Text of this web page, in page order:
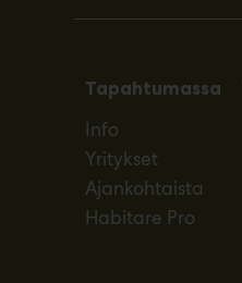
Tapahtumassa
Info
Yritykset
Ajankohtaista
Habitare Pro